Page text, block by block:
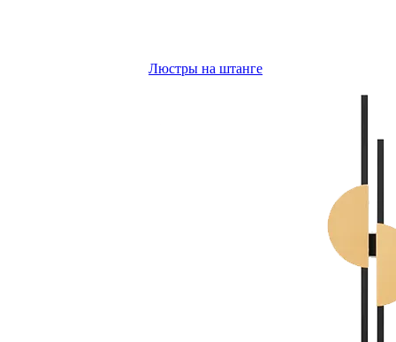
Люстры на штанге